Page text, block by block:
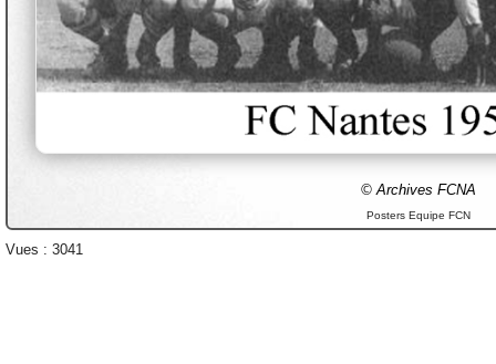
© Archives FCNA
Posters Equipe FCN
Vues : 3041